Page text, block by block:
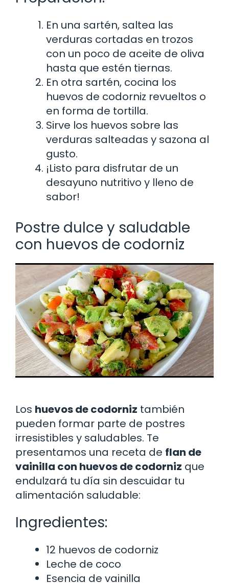
En una sartén, saltea las
verduras cortadas en trozos
con un poco de aceite de oliva
hasta que estén tiernas.
En otra sartén, cocina los
huevos de codorniz revueltos o
en forma de tortilla.
Sirve los huevos sobre las
verduras salteadas y sazona al
gusto.
¡Listo para disfrutar de un
desayuno nutritivo y lleno de
sabor!
Postre dulce y saludable
con huevos de codorniz
Los huevos de codorniz también
pueden formar parte de postres
irresistibles y saludables. Te
presentamos una receta de flan de
vainilla con huevos de codorniz que
endulzará tu día sin descuidar tu
alimentación saludable:
Ingredientes:
12 huevos de codorniz
Leche de coco
Esencia de vainilla